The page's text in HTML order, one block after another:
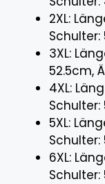
2XL:
Schulter:
3XL:
52.5cm,
4XL:
Schulter:
5XL:
Schulter:
6XL:
Schulter: